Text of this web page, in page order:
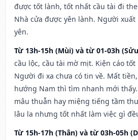
được tốt lành, tốt nhất cầu tài đi
Nhà cửa được yên lành. Người
yên.
Từ 13h-15h (Mùi) và từ 01-03h
cầu lộc, cầu tài mờ mịt. Kiện cáo
Người đi xa chưa có tin về. Mất
hướng Nam thì tìm nhanh mới
mâu thuẫn hay miệng tiếng tầm
lâu la nhưng tốt nhất làm việc gì
Từ 15h-17h (Thân) và từ 03h-05h